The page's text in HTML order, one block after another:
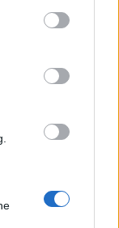
– a
mögé
rémhír